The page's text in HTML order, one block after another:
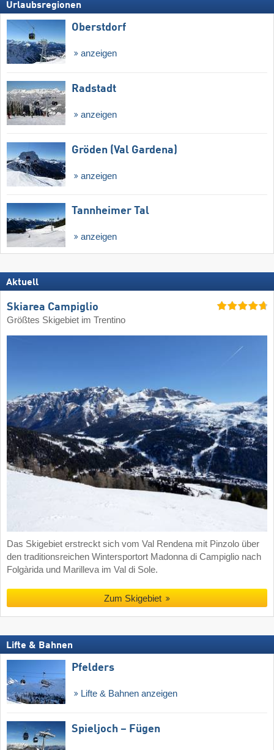
Urlaubsregionen
Oberstdorf
anzeigen
Radstadt
anzeigen
Gröden (Val Gardena)
anzeigen
Tannheimer Tal
anzeigen
Aktuell
Skiarea Campiglio
Größtes Skigebiet im Trentino
Das Skigebiet erstreckt sich vom Val Rendena mit Pinzolo über
den traditionsreichen Wintersportort Madonna di Campiglio nach
Folgàrida und Marilleva im Val di Sole.
Zum Skigebiet
Lifte & Bahnen
Pfelders
Lifte & Bahnen anzeigen
Spieljoch – Fügen